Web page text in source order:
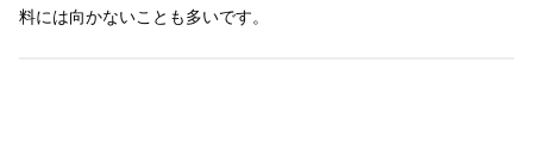
料には向かないことも多いです。